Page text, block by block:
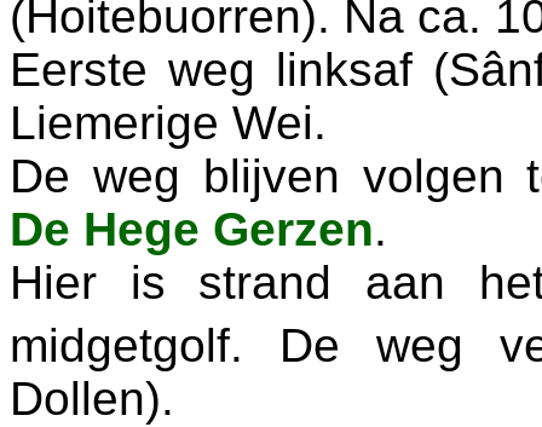
(Hoitebuorren). Na ca.
Eerste weg linksaf
Liemerige Wei.
De weg blijven volgen
De Hege Gerzen.
Hier is strand aan
midgetgolf. De weg
Dollen).